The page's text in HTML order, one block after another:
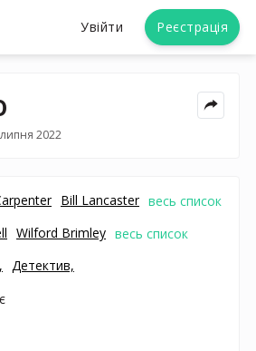
Увійти Реєстрація
2022
Bill Lancaster весь список
Wilford Brimley весь список
Детектив,